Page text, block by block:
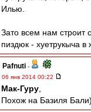
Илью.
Зато всем нам строит
пиздюк - хуетрукыча в
Pafnuti -
06 янв 2014 00:22
Мак-Гуру
Похож на Базиля